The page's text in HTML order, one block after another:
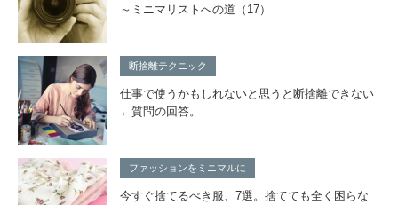
～ミニマリストへの道（17）
断捨離テクニック
仕事で使うかもしれないと思うと断捨離できない
←質問の回答。
ファッションをミニマルに
今すぐ捨てるべき服、7選。捨てても全く困らな